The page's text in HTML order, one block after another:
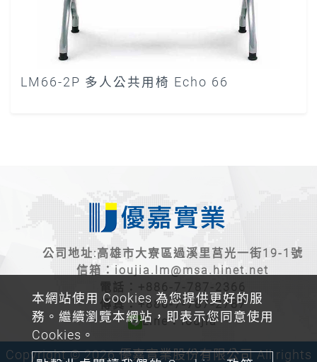
LM66-2P 多人公共用椅 Echo 66
本網站使用 Cookies 為您提供更好的服
務。繼續瀏覽本網站，即表示您同意使用
Cookies。
公司地址:高雄市大寮區過溪里莒光一街19-1號
信箱： ioujia.lm@msa.hinet.net
電話： +886-7-787-2366
傳真：+886-7-787-2787
Line：ioujia
Copyright © 2026 優嘉實業股份有限公司 All rights